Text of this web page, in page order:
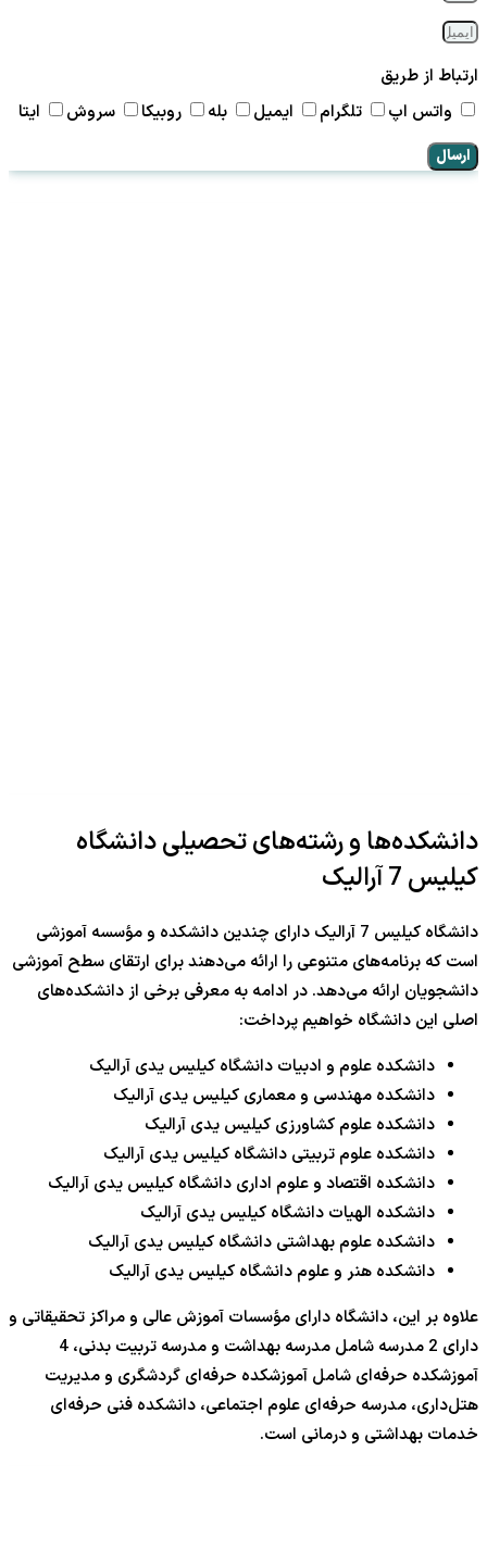
ارتباط از طریق
واتس اپ
تلگرام ایمیل بله روبیکا سروش ایتا
ارسال
دانشکده‌ها و رشته‌های تحصیلی دانشگاه
کیلیس 7 آرالیک
دانشگاه کیلیس 7 آرالیک دارای چندین دانشکده و مؤسسه آموزشی
است که برنامه‌های متنوعی را ارائه می‌دهند برای ارتقای سطح آموزشی
دانشجویان ارائه می‌دهد. در ادامه به معرفی برخی از دانشکده‌های
اصلی این دانشگاه خواهیم پرداخت:
دانشکده علوم و ادبیات دانشگاه کیلیس یدی آرالیک
دانشکده مهندسی و معماری کیلیس یدی آرالیک
دانشکده علوم کشاورزی کیلیس یدی آرالیک
دانشکده علوم تربیتی دانشگاه کیلیس یدی آرالیک
دانشکده اقتصاد و علوم اداری دانشگاه کیلیس یدی آرالیک
دانشکده الهیات دانشگاه کیلیس یدی آرالیک
دانشکده علوم بهداشتی دانشگاه کیلیس یدی آرالیک
دانشکده هنر و علوم دانشگاه کیلیس یدی آرالیک
علاوه بر این، دانشگاه دارای مؤسسات آموزش عالی و مراکز تحقیقاتی و
دارای 2 مدرسه شامل مدرسه بهداشت و مدرسه تربیت بدنی، 4
آموزشکده حرفه‌ای شامل آموزشکده حرفه‌ای گردشگری و مدیریت
هتل‌داری، مدرسه حرفه‌ای علوم اجتماعی، دانشکده فنی حرفه‌ای
خدمات بهداشتی و درمانی است.